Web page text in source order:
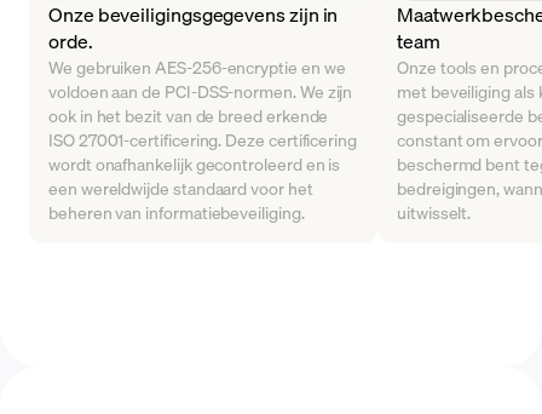
Onze beveiligingsgegevens zijn in
orde.
We gebruiken AES-256-encryptie en we
voldoen aan de PCI-DSS-normen. We zijn
ook in het bezit van de breed erkende
ISO 27001-certificering. Deze certificering
wordt onafhankelijk gecontroleerd en is
een wereldwijde standaard voor het
beheren van informatiebeveiliging.
team
Onze tools en
met beveiliging als
gespecialiseerde
constant om
beschermd bent
bedreigingen,
uitwisselt.